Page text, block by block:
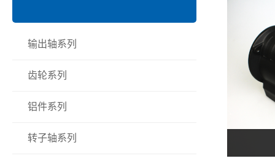
输出轴系列
齿轮系列
铝件系列
转子轴系列